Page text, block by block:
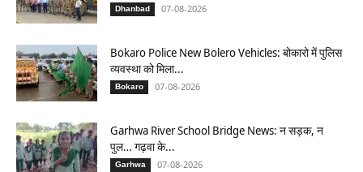
Dhanbad 07-08-2026
Bokaro Police New Bolero Vehicles: बोकारो में पुलिस
व्यवस्था को मिला...
Bokaro 07-08-2026
Garhwa River School Bridge News: न सड़क, न
पुल… गढ़वा के...
Garhwa 07-08-2026